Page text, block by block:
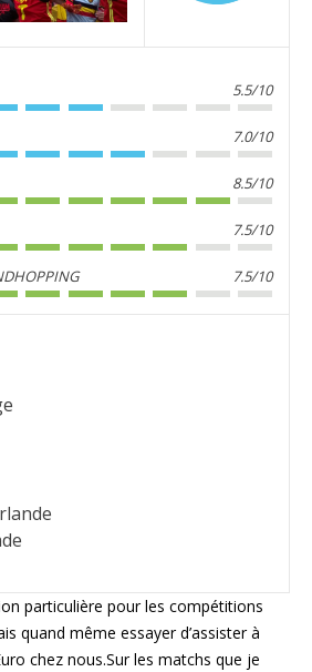
5.5/10
7.0/10
8.5/10
7.5/10
7.5/10
particulière pour les compétitions
quand même essayer d’assister à
chez nous.Sur les matchs que je